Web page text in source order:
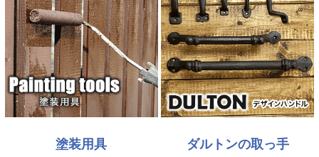
塗装用具 ダルトンの取っ手